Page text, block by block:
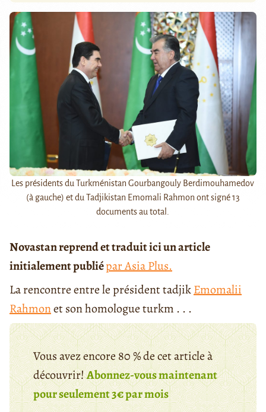
Les présidents du Turkménistan Gourbangouly Berdimouhamedov
(à gauche) et du Tadjikistan Emomali Rahmon ont signé 13
documents au total.
Novastan reprend et traduit ici un article
initialement publiépar Asia Plus.
La rencontre entre le président tadjikEmomalii
Rahmonet son homologue turkm . . .
Vous avez encore 80 % de cet article à
découvrir!Abonnez-vous maintenant
pour seulement 3€ par mois